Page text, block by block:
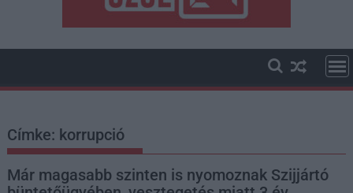
Címke: korrupció
Már magasabb szinten is nyomoznak Szijjártó